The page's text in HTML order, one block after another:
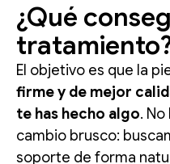
¿Qué
El objetivo es que la
firme y de mejor
te has hecho algo.
cambio brusco:
soporte de forma